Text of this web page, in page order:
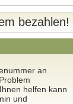
bezahlen!
an
helfen kann
und